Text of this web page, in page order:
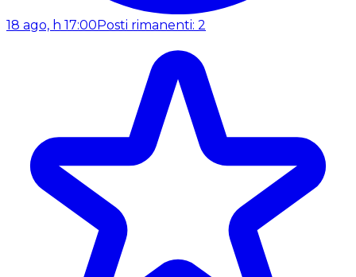
18 ago, h 17:00Posti rimanenti: 2